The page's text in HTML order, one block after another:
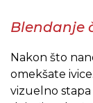
Blendanje
Nakon što
omekšate
vizuelno